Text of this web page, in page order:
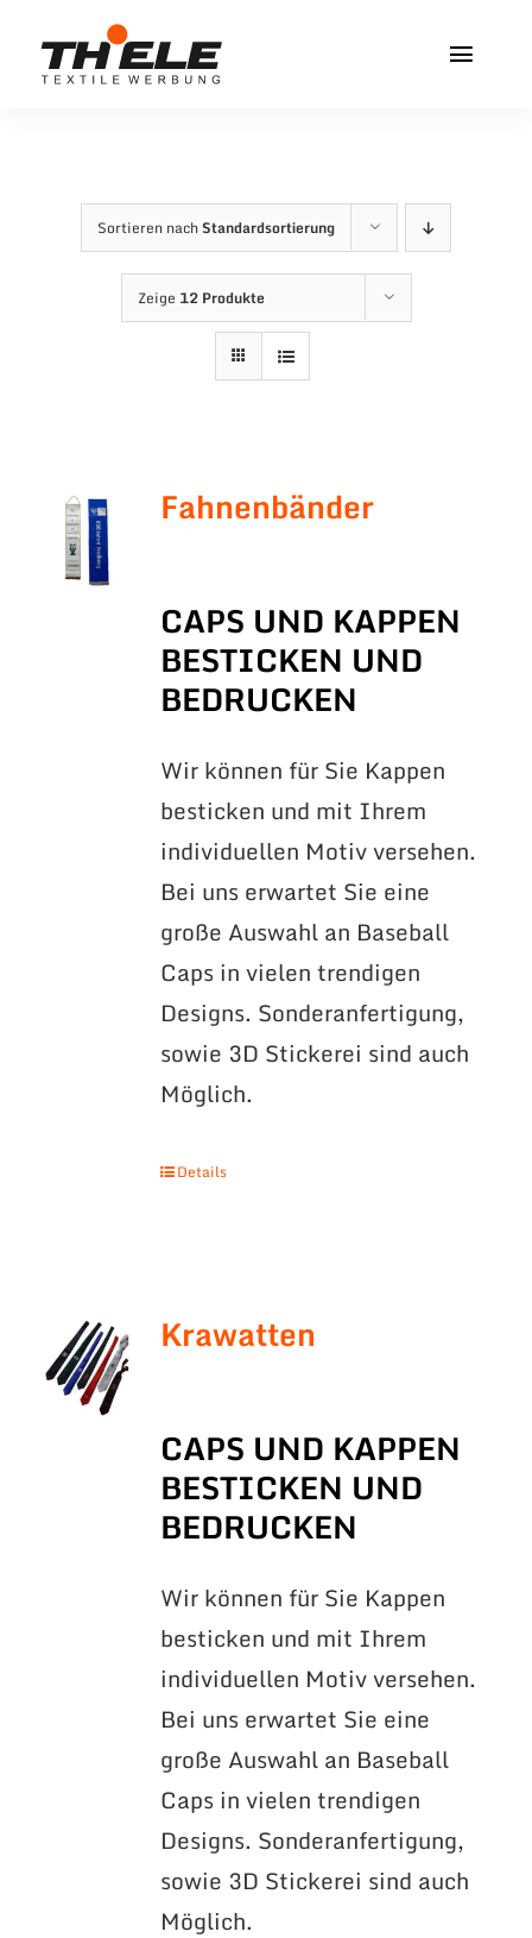
Inhalt
Service & Info
Sortieren nachStandardsortierung
Zeige 12 Produkte
Fahnenbänder
CAPS UND KAPPEN
BESTICKEN UND
BEDRUCKEN
Wir können für Sie Kappen
besticken und mit Ihrem
individuellen Motiv versehen.
Bei uns erwartet Sie eine
große Auswahl an Baseball
Caps in vielen trendigen
Designs. Sonderanfertigung,
sowie 3D Stickerei sind auch
Möglich.
Details
Krawatten
CAPS UND KAPPEN
BESTICKEN UND
BEDRUCKEN
Wir können für Sie Kappen
besticken und mit Ihrem
individuellen Motiv versehen.
Bei uns erwartet Sie eine
große Auswahl an Baseball
Caps in vielen trendigen
Designs. Sonderanfertigung,
sowie 3D Stickerei sind auch
Möglich.